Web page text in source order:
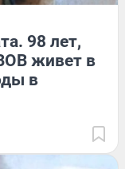
98 лет,
живет в
в